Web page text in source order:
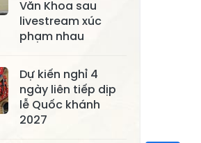
Xã Phong Dụ
Hạ
Xã Tân Hợp
Xã Xuân Ái
Văn Khoa sau
livestream xúc
phạm nhau
Dự kiến nghỉ 4
ngày liên tiếp dịp
lễ Quốc khánh
2027